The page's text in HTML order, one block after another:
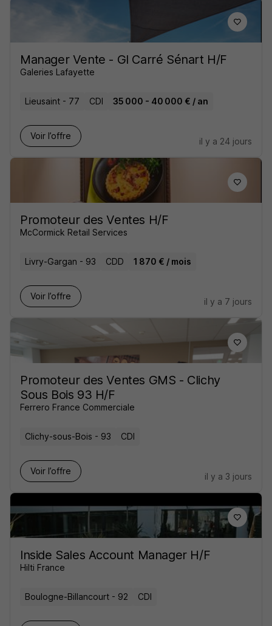
Manager Vente - Gl Carré Sénart H/F
Galeries Lafayette
Lieusaint - 77 CDI 35 000 - 40 000 € / an
Voir l’offre
il y a 24 jours
Promoteur des Ventes H/F
McCormick Retail Services
Livry-Gargan - 93 CDD 1 870 € / mois
Voir l’offre
il y a 7 jours
Promoteur des Ventes GMS - Clichy
Sous Bois 93 H/F
Ferrero France Commerciale
Clichy-sous-Bois - 93 CDI
Voir l’offre
il y a 3 jours
Inside Sales Account Manager H/F
Hilti France
Boulogne-Billancourt - 92 CDI